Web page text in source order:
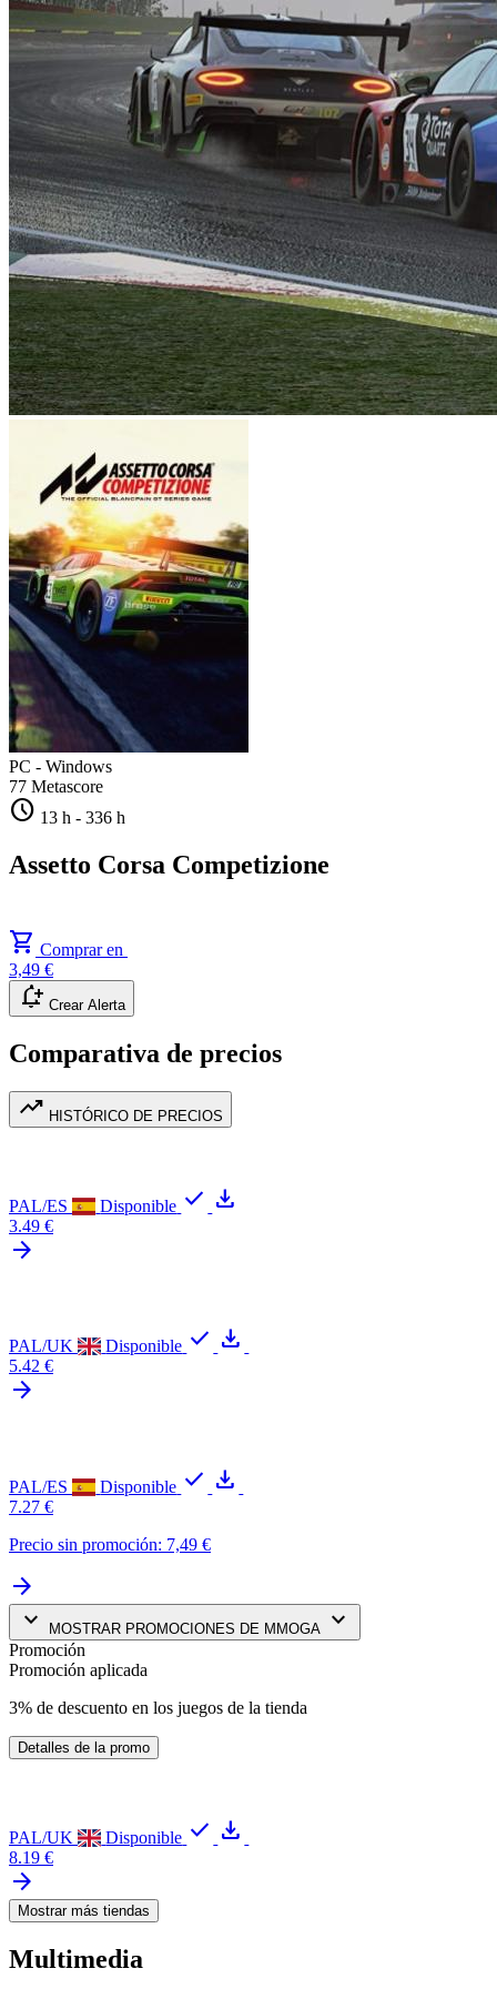
PC - Windows
77 Metascore
schedule 13 h - 336 h
Assetto Corsa Competizione
shopping_cart Comprar en
3,49 €
notification_add Crear Alerta
Comparativa de precios
trending_up HISTÓRICO DE PRECIOS
PAL/ES Disponible check download
3.49 €
arrow_forward
PAL/UK Disponible check download
5.42 €
arrow_forward
PAL/ES Disponible check download
7.27 €
Precio sin promoción: 7,49 €
arrow_forward
keyboard_arrow_down
MOSTRAR PROMOCIONES DE MMOGA keyboard_arrow_down
Promoción
Promoción aplicada
3% de descuento en los juegos de la tienda
Detalles de la promo
PAL/UK Disponible check download
8.19 €
arrow_forward
Mostrar más tiendas
Multimedia